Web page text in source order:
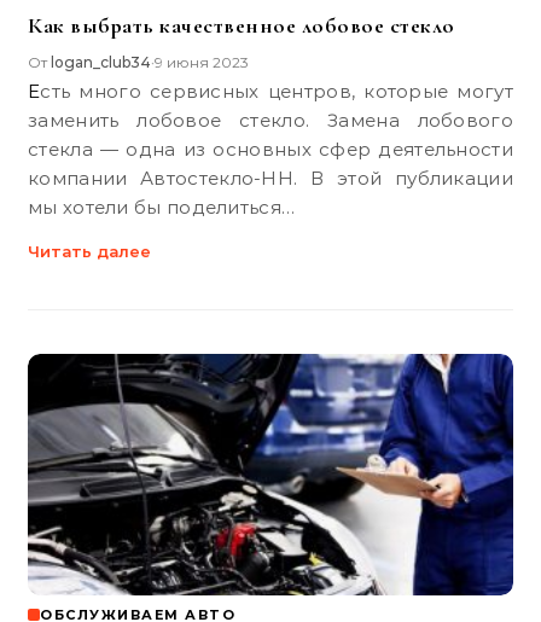
Как выбрать качественное лобовое стекло
От logan_club34•9 июня 2023
Есть много сервисных центров, которые могут
заменить лобовое стекло. Замена лобового
стекла — одна из основных сфер деятельности
компании Автостекло-НН. В этой публикации
мы хотели бы поделиться…
Читать далее
ОБСЛУЖИВАЕМ АВТО